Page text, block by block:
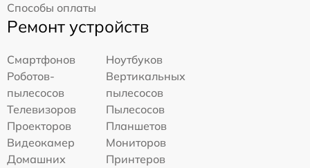
Способы оплаты
Ремонт устройств
Смартфонов
Ноутбуков
Роботов-
пылесосов
Вертикальных
пылесосов
Телевизоров
Пылесосов
Проекторов
Планшетов
Видеокамер
Мониторов
Домашних
Принтеров